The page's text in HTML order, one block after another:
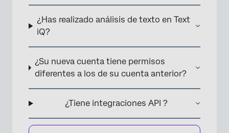
¿Has realizado análisis de texto en Text
iQ?
¿Su nueva cuenta tiene permisos
diferentes a los de su cuenta anterior?
¿Tiene integraciones API ?